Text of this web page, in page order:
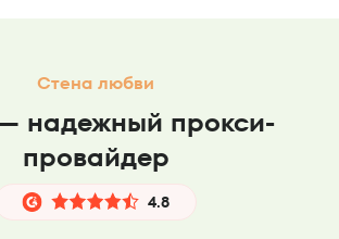
Стена любви
надежный прокси-
провайдер
4.8